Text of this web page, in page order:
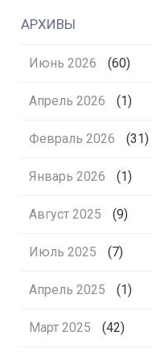
АРХИВЫ
Июнь 2026 (60)
Апрель 2026 (1)
Февраль 2026 (31)
Январь 2026 (1)
Август 2025 (9)
Июль 2025 (7)
Апрель 2025 (1)
Март 2025 (42)